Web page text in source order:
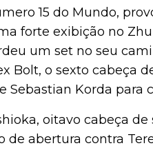
15 do Mundo,
forte exibição no
um set no seu
Bolt, o sexto cabeça
Sebastian Korda para
oitavo cabeça
de abertura contra